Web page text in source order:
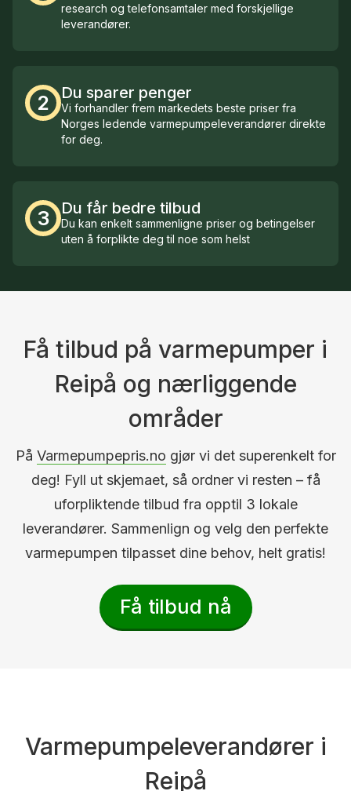
research og telefonsamtaler med forskjellige
leverandører.
2 Du sparer penger
Vi forhandler frem markedets beste priser fra
Norges ledende varmepumpeleverandører direkte
for deg.
3 Du får bedre tilbud
Du kan enkelt sammenligne priser og betingelser
uten å forplikte deg til noe som helst
Få tilbud på varmepumper i
Reipå og nærliggende
områder
På Varmepumpepris.no gjør vi det superenkelt for
deg! Fyll ut skjemaet, så ordner vi resten – få
uforpliktende tilbud fra opptil 3 lokale
leverandører. Sammenlign og velg den perfekte
varmepumpen tilpasset dine behov, helt gratis!
Få tilbud nå
Varmepumpeleverandører i
Reipå